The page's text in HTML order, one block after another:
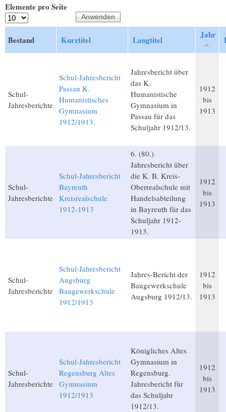
Elemente pro Seite
Bestand Kurztitel Langtitel Jahr
Schul-
Jahresberichte
Schul-Jahresbericht
Passau K.
Humanistisches
Gymnasium
1912/1913.
Jahresbericht über
das K.
Humanistische
Gymnasium in
Passau für das
Schuljahr 1912/13.
1912
bis
1913
Schul-
Jahresberichte
Schul-Jahresbericht
Bayreuth
Kreisrealschule
1912-1913
6. (80.)
Jahresbericht über
die K. B. Kreis-
Oberrealschule mit
Handelsabteilung
in Bayreuth für das
Schuljahr 1912-
1913.
1912
bis
1913
Schul-
Jahresberichte
Schul-Jahresbericht
Augsburg
Baugewerkschule
1912/1913
Jahres-Bericht der
Baugewerkschule
Augsburg 1912/13.
1912
bis
1913
Schul-
Jahresberichte
Schul-Jahresbericht
Regensburg Altes
Gymnasium
1912/1913
Königliches Altes
Gymnasium in
Regensburg.
Jahresbericht für
das Schuljahr
1912/13.
1912
bis
1913